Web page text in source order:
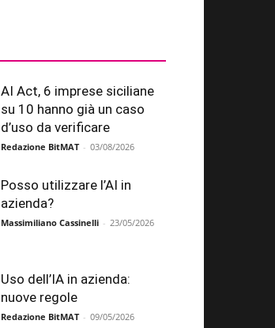
AI Act, 6 imprese siciliane
su 10 hanno già un caso
d’uso da verificare
Redazione BitMAT - 03/08/2026
Posso utilizzare l’AI in
azienda?
Massimiliano Cassinelli - 23/05/2026
Uso dell’IA in azienda:
nuove regole
Redazione BitMAT - 09/05/2026